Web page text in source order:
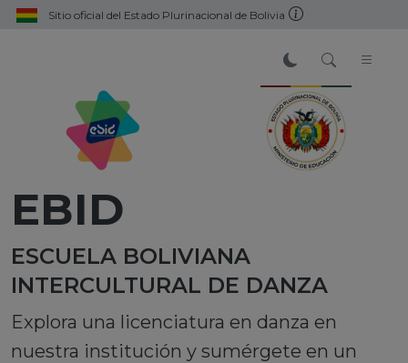
Sitio oficial del Estado Plurinacional de Bolivia
EBID
ESCUELA BOLIVIANA
INTERCULTURAL DE DANZA
Explora una licenciatura en danza en
nuestra institución y sumérgete en un